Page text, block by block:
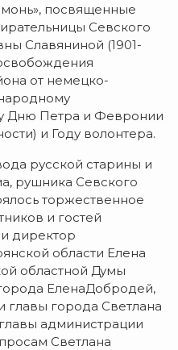
посвященные
Севского
Славяниной (1901-
от немецко-
Дню Петра и Февронии
и Году волонтера.
русской старины и
рушника Севского
торжественное
и гостей
директор
области Елена
областной Думы
ЕленаДобродей,
главы города Светлана
администрации
Светлана